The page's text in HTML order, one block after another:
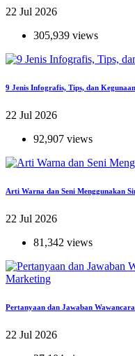
22 Jul 2026
305,939 views
9 Jenis Infografis, Tips, dan
22 Jul 2026
92,907 views
Arti Warna dan Seni Menggunakan
22 Jul 2026
81,342 views
Pertanyaan dan Jawaban
22 Jul 2026